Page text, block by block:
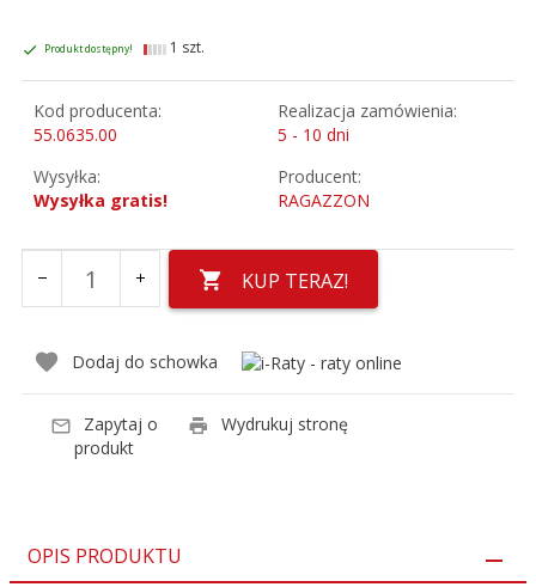
Produkt dostępny! 1 szt.
Kod producenta:
55.0635.00
Realizacja zamówienia:
5 - 10 dni
Wysyłka:
Wysyłka gratis!
Producent:
RAGAZZON
KUP TERAZ!
Dodaj do schowka
Zapytaj o
produkt
Wydrukuj stronę
OPIS PRODUKTU